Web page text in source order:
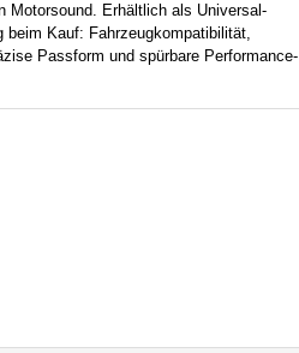
Motorsound. Erhältlich als Universal-
Kauf: Fahrzeugkompatibilität,
Passform und spürbare Performance-